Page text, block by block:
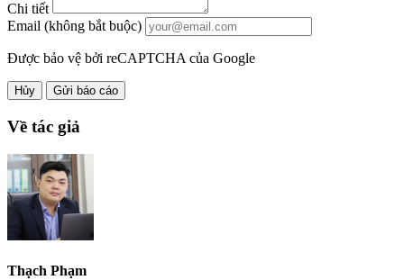
Chi tiết
Email (không bắt buộc)
Được bảo vệ bởi reCAPTCHA của Google
Hủy Gửi báo cáo
Về tác giả
Thạch Phạm